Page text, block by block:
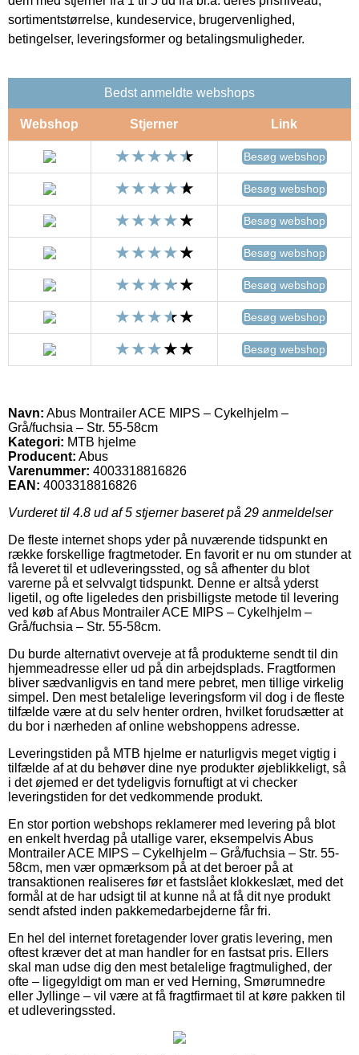
sortimentstørrelse, kundeservice, brugervenlighed,
betingelser, leveringsformer og betalingsmuligheder.
Bedst anmeldte webshops
Webshop Stjerner Link
Besøg webshop
Besøg webshop
Besøg webshop
Besøg webshop
Besøg webshop
Besøg webshop
Besøg webshop
Navn: Abus Montrailer ACE MIPS – Cykelhjelm –
Grå/fuchsia – Str. 55-58cm
Kategori: MTB hjelme
Producent: Abus
Varenummer: 4003318816826
EAN: 4003318816826
Vurderet til 4.8 ud af 5 stjerner baseret på 29 anmeldelser
De fleste internet shops yder på nuværende tidspunkt en
række forskellige fragtmetoder. En favorit er nu om stunder at
få leveret til et udleveringssted, og så afhenter du blot
varerne på et selvvalgt tidspunkt. Denne er altså yderst
ligetil, og ofte ligeledes den prisbilligste metode til levering
ved køb af Abus Montrailer ACE MIPS – Cykelhjelm –
Grå/fuchsia – Str. 55-58cm.
Du burde alternativt overveje at få produkterne sendt til din
hjemmeadresse eller ud på din arbejdsplads. Fragtformen
bliver sædvanligvis en tand mere pebret, men tillige virkelig
simpel. Den mest betalelige leveringsform vil dog i de fleste
tilfælde være at du selv henter ordren, hvilket forudsætter at
du bor i nærheden af online webshoppens adresse.
Leveringstiden på MTB hjelme er naturligvis meget vigtig i
tilfælde af at du behøver dine nye produkter øjeblikkeligt, så
i det øjemed er det tydeligvis fornuftigt at vi checker
leveringstiden for det vedkommende produkt.
En stor portion webshops reklamerer med levering på blot
en enkelt hverdag på utallige varer, eksempelvis Abus
Montrailer ACE MIPS – Cykelhjelm – Grå/fuchsia – Str. 55-
58cm, men vær opmærksom på at det beroer på at
transaktionen realiseres før et fastslået klokkeslæt, med det
formål at de har udsigt til at kunne nå at få dit nye produkt
sendt afsted inden pakkemedarbejderne får fri.
En hel del internet foretagender lover gratis levering, men
oftest kræver det at man handler for en fastsat pris. Ellers
skal man udse dig den mest betalelige fragtmulighed, der
ofte – ligegyldigt om man er ved Herning, Smørumnedre
eller Jyllinge – vil være at få fragtfirmaet til at køre pakken til
et udleveringssted.